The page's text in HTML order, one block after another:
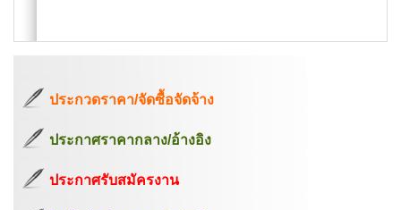
ประกวดราคา/จัดซื้อจัดจ้าง
ประกาศราคากลาง/อ้างอิง
ประกาศรับสมัครงาน